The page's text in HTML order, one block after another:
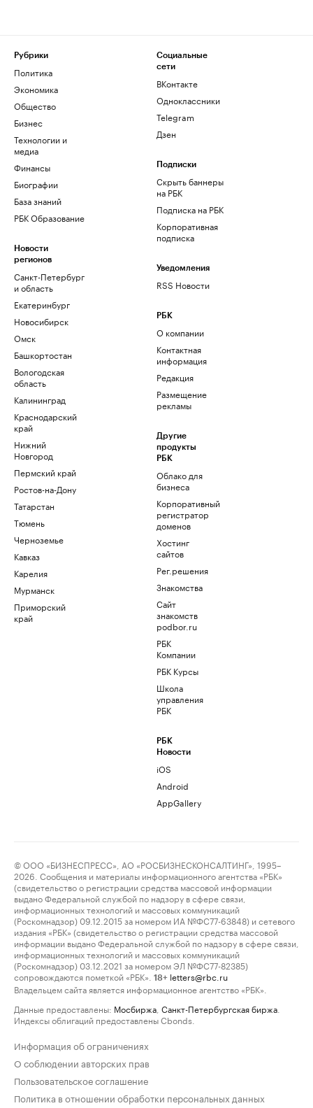
Рубрики
Политика
Экономика
Общество
Бизнес
Технологии и
медиа
Финансы
Биографии
База знаний
РБК Образование
Новости
регионов
Санкт-Петербург
и область
Екатеринбург
Новосибирск
Омск
Башкортостан
Вологодская
область
Калининград
Краснодарский
край
Нижний
Новгород
Пермский край
Ростов-на-Дону
Татарстан
Тюмень
Черноземье
Кавказ
Карелия
Мурманск
Приморский
край
Социальные
сети
ВКонтакте
Одноклассники
Telegram
Дзен
Подписки
Скрыть баннеры
на РБК
Подписка на РБК
Корпоративная
подписка
Уведомления
RSS Новости
РБК
О компании
Контактная
информация
Редакция
Размещение
рекламы
Другие
продукты
РБК
Облако для
бизнеса
Корпоративный
регистратор
доменов
Хостинг
сайтов
Рег.решения
Знакомства
Сайт
знакомств
podbor.ru
РБК
Компании
РБК Курсы
Школа
управления
РБК
РБК
Новости
iOS
Android
AppGallery
© ООО «БИЗНЕСПРЕСС», АО «РОСБИЗНЕСКОНСАЛТИНГ», 1995–
2026. Сообщения и материалы информационного агентства «РБК»
(свидетельство о регистрации средства массовой информации
выдано Федеральной службой по надзору в сфере связи,
информационных технологий и массовых коммуникаций
(Роскомнадзор) 09.12.2015 за номером ИА №ФС77-63848) и сетевого
издания «РБК» (свидетельство о регистрации средства массовой
информации выдано Федеральной службой по надзору в сфере связи,
информационных технологий и массовых коммуникаций
(Роскомнадзор) 03.12.2021 за номером ЭЛ №ФС77-82385)
сопровождаются пометкой «РБК».
18+ letters@rbc.ru
Владельцем сайта является информационное агентство «РБК».
Данные предоставлены: Мосбиржа Санкт-Петербургская биржа
Индексы облигаций предоставлены Cbonds.
Информация об ограничениях
О соблюдении авторских прав
Пользовательское соглашение
Политика в отношении обработки персональных данных